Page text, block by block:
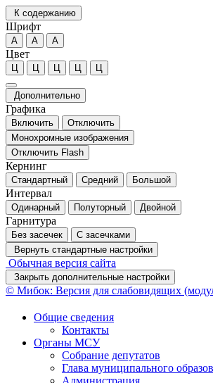
К содержанию
Шрифт
А А А
Цвет
Ц Ц Ц Ц Ц
Дополнительно
Графика
Включить
Отключить
Монохромные изображения
Отключить Flash
Кернинг
Стандартный Средний Большой
Интервал
Одинарный Полуторный Двойной
Гарнитура
Без засечек
С засечками
Вернуть стандартные настройки
Обычная версия сайта
Закрыть дополнительные настройки
© Мибок: Версия для слабовидящих
Общие сведения
Контакты
Органы МСУ
Собрание депутатов
Глава муниципального
Администрация